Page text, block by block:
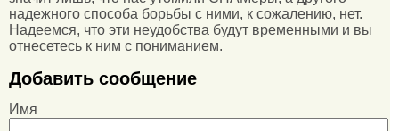
надежного способа борьбы с ними, к сожалению, нет.
Надеемся, что эти неудобства будут временными и вы
отнесетесь к ним с пониманием.
Добавить сообщение
Имя